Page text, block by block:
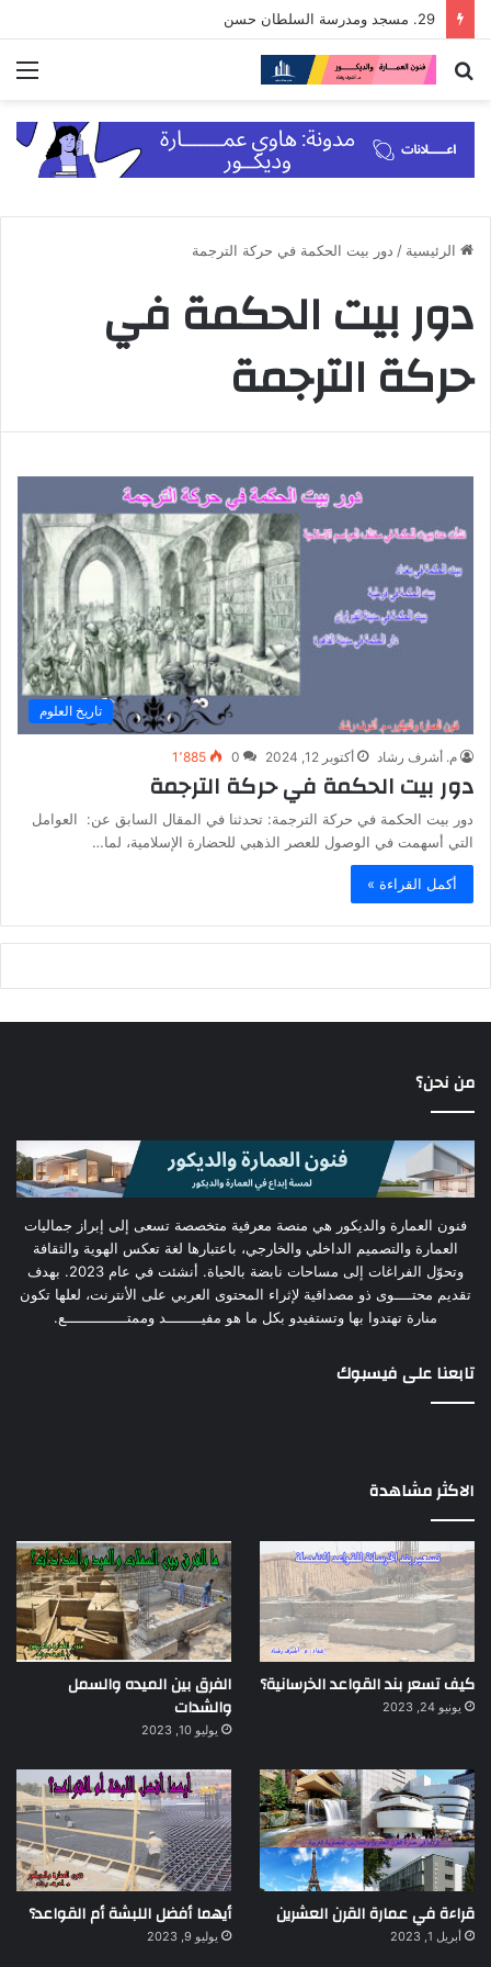
29. مسجد ومدرسة السلطان حسن
بحث
الرئيسية / دور بيت الحكمة في حركة الترجمة
دور بيت الحكمة في
حركة الترجمة
تاريخ العلوم
م. أشرف رشاد أكتوبر 12, 2024 0 1٬885
دور بيت الحكمة في حركة الترجمة
دور بيت الحكمة في حركة الترجمة: تحدثنا في المقال السابق عن: العوامل
التي أسهمت في الوصول للعصر الذهبي للحضارة الإسلامية، لما…
أكمل القراءة »
من نحن؟
فنون العمارة والديكور هي منصة معرفية متخصصة تسعى إلى إبراز جماليات
العمارة والتصميم الداخلي والخارجي، باعتبارها لغة تعكس الهوية والثقافة
وتحوّل الفراغات إلى مساحات نابضة بالحياة. أنشئت في عام 2023. بهدف
تقديم محتــــوى ذو مصداقية لإثراء المحتوى العربي على الأنترنت، لعلها تكون
منارة تهتدوا بها وتستفيدو بكل ما هو مفيــــــــد وممتــــــــــــــع.
تابعنا على فيسبوك
الاكثر مشاهدة
كيف تسعر بند القواعد الخرسانية؟
يونيو 24, 2023
الفرق بين الميده والسمل
والشدات
يوليو 10, 2023
قراءة في عمارة القرن العشرين
أبريل 1, 2023
أيهما أفضل اللبشة أم القواعد؟
يوليو 9, 2023